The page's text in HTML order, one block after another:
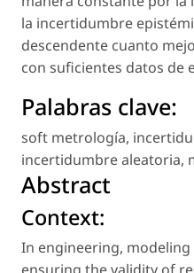
la incertidumbre
descendente cuanto
con suficientes datos de
Palabras clave:
soft metrología,
incertidumbre aleatoria,
Abstract
Context:
In engineering,